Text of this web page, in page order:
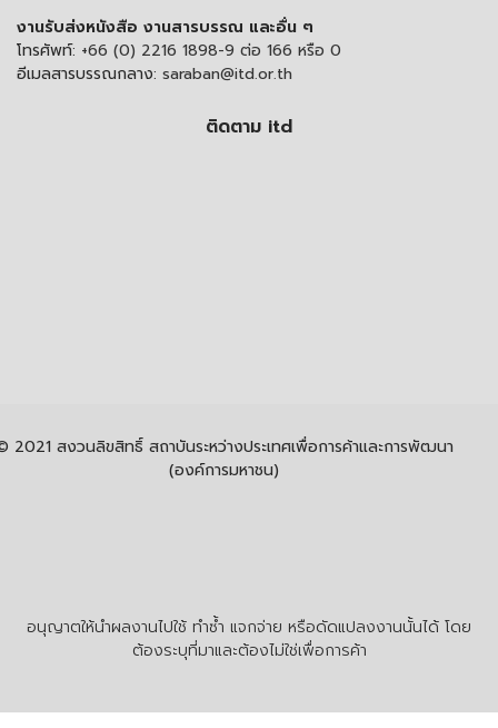
งานรับส่งหนังสือ งานสารบรรณ และอื่น ๆ
โทรศัพท์: +66 (0) 2216 1898-9 ต่อ 166 หรือ 0
อีเมลสารบรรณกลาง: saraban@itd.or.th
ติดตาม itd
อนุญาตให้นำผลงานไปใช้ ทำซ้ำ แจกจ่าย หรือดัดแปลงงานนั้นได้ โดย
ต้องระบุที่มาและต้องไม่ใช่เพื่อการค้า
2021 สงวนลิขสิทธิ์ สถาบันระหว่างประเทศเพื่อการค้าและการพัฒนา
(องค์การมหาชน)